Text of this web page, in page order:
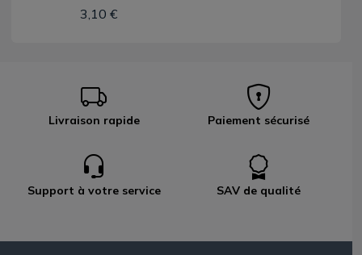
3,10 €
Livraison rapide Paiement sécurisé
Support à votre service SAV de qualité